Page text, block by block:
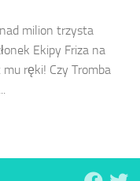
milion trzysta
Ekipy Friza na
ręki! Czy Tromba